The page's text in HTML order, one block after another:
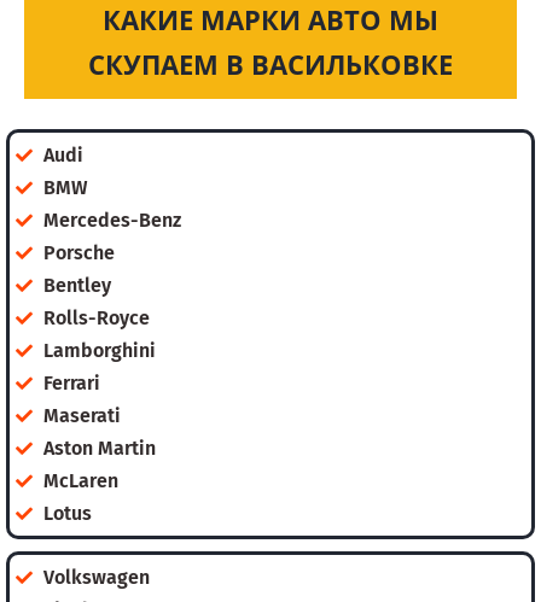
КАКИЕ МАРКИ АВТО МЫ
СКУПАЕМ В ВАСИЛЬКОВКЕ
Audi
BMW
Mercedes-Benz
Porsche
Bentley
Rolls-Royce
Lamborghini
Ferrari
Maserati
Aston Martin
McLaren
Lotus
Volkswagen